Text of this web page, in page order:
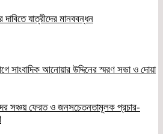
যাত্রীদের মানববন্ধন
সাংবাদিক আনোয়ার উদ্দিনের স্মরণ সভা ও দোয়া
সঞ্চয় ফেরত ও জনসচেতনতামূলক প্রচার-